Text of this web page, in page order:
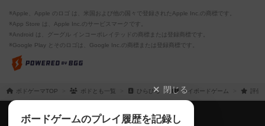
※Apple、Apple のロゴ は、米国および他の国々で登録されたApple Inc.の商標です。
※App Store は、Apple Inc.のサービスマークです。
※Android は、グーグル インコーポレイテッドの商標または登録商標です。
※Google Play とそのロゴは、Google Inc.の商標または登録商標です。
ボドゲーマTOP ボドとも一覧 ひらひら マイボードゲーム 評価
閉じる
ボードゲームのプレイ履歴を記録し
ボドゲーマTOP